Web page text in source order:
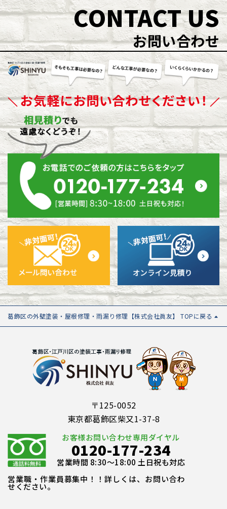
CONTACT US
お問い合わせ
葛飾区の外壁塗装・屋根修理・雨漏り修理【株式会社眞友】 TOPに戻る
〒125-0052
東京都葛飾区柴又1-37-8
お客様お問い合わせ専用ダイヤル
0120-177-234
営業時間 8:30～18:00 土日祝も対応
営業職・作業員募集中！！詳しくは、お問い合わ
せください。